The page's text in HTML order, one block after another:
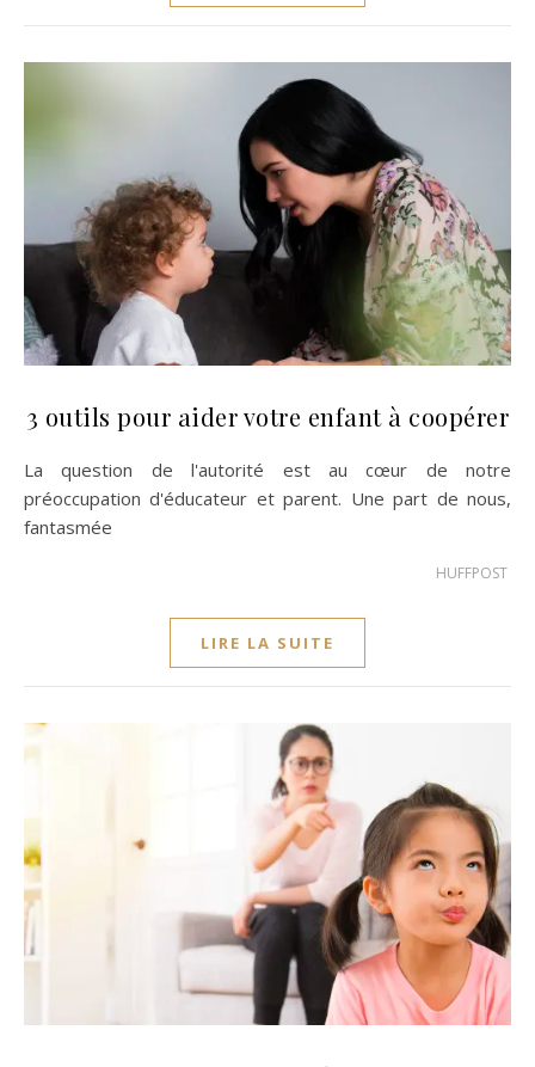
3 outils pour aider votre enfant à coopérer
La question de l'autorité est au cœur de notre
préoccupation d'éducateur et parent. Une part de nous,
fantasmée
HUFFPOST
LIRE LA SUITE